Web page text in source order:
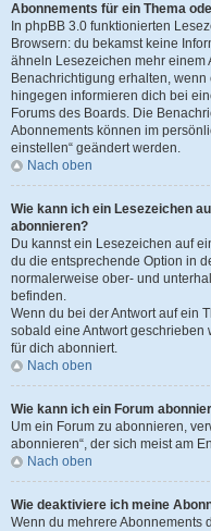
Abonnements für ein Thema
In phpBB 3.0 funktionierten
Browsern: du bekamst keine
ähneln Lesezeichen mehr einem
Benachrichtigung erhalten,
hingegen informieren dich bei
Forums des Boards. Die
Abonnements können im
einstellen“ geändert werden.
Nach oben
Wie kann ich ein Lesezeichen
abonnieren?
Du kannst ein Lesezeichen auf
du die entsprechende Option in
normalerweise ober- und
befinden.
Wenn du bei der Antwort auf ein
sobald eine Antwort geschrieben
für dich abonniert.
Nach oben
Wie kann ich ein Forum
Um ein Forum zu abonnieren,
abonnieren“, der sich meist am
Nach oben
Wie deaktiviere ich meine
Wenn du mehrere Abonnements